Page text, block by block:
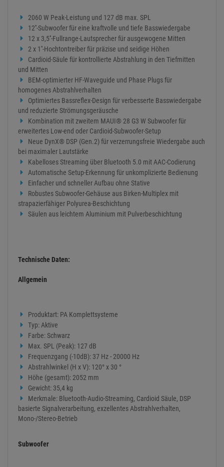
2060 W Peak-Leistung und 127 dB max. SPL
12''-Subwoofer für eine kraftvolle und tiefe Basswiedergabe
12 x 3,5''-Fullrange-Lautsprecher für ausgewogene Mitten
2 x 1''-Hochtontreiber für präzise und seidige Höhen
Cardioid-Säule für kontrollierte Abstrahlung in den Tiefmitten
und Mitten
BEM-optimierter HF-Waveguide und Phase Plugs für
homogenes Abstrahlverhalten
Optimiertes Bassreflex-Design für verbesserte Basswiedergabe
und reduzierte Strömungsgeräusche
Kombination mit zweitem MAUI® 28 G3 W Subwoofer für
erweitertes Low-end oder Cardioid-Subwoofer-Setup
Neue DynX® DSP (Gen.2) für verzerrungsfreie Wiedergabe auch
bei maximaler Lautstärke
Kabelloses Streaming über Bluetooth 5.0 mit AAC-Codierung
Automatische Setup-Erkennung für unkomplizierte Bedienung
Einfacher und schneller Aufbau ohne Stative
Robustes Subwoofer-Gehäuse aus Birken-Multiplex mit
strapazierfähiger Polyurea-Beschichtung
Säulen aus leichtem Aluminium mit Pulverbeschichtung
Technische Daten:
Allgemein
Produktart: PA Komplettsysteme
Typ: Aktive
Farbe: Schwarz
Max. SPL (Peak): 127 dB
Frequenzgang (-10dB): 37 Hz - 20000 Hz
Abstrahlwinkel (H x V): 120° x 30 °
Höhe (gesamt): 2052 mm
Gewicht: 35,4 kg
Merkmale: Bluetooth-Audio-Streaming, Cardioid Säule, DSP
basierte Signalverarbeitung, exzellentes Abstrahlverhalten,
Mono-/Stereo-Betrieb
Subwoofer